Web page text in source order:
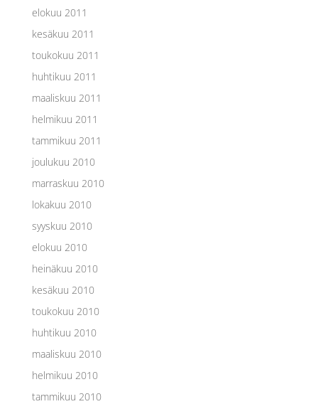
elokuu 2011
kesäkuu 2011
toukokuu 2011
huhtikuu 2011
maaliskuu 2011
helmikuu 2011
tammikuu 2011
joulukuu 2010
marraskuu 2010
lokakuu 2010
syyskuu 2010
elokuu 2010
heinäkuu 2010
kesäkuu 2010
toukokuu 2010
huhtikuu 2010
maaliskuu 2010
helmikuu 2010
tammikuu 2010